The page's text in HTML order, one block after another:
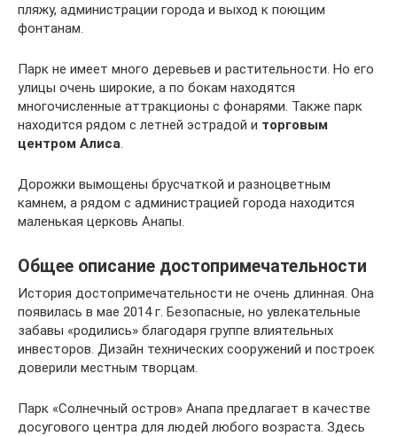
пляжу, администрации города и выход к поющим
фонтанам.
Парк не имеет много деревьев и растительности. Но его
улицы очень широкие, а по бокам находятся
многочисленные аттракционы с фонарями. Также парк
находится рядом с летней эстрадой и торговым
центром Алиса
Дорожки вымощены брусчаткой и разноцветным
камнем, а рядом с администрацией города находится
маленькая церковь Анапы.
Общее описание достопримечательности
История достопримечательности не очень длинная. Она
появилась в мае 2014 г. Безопасные, но увлекательные
забавы «родились» благодаря группе влиятельных
инвесторов. Дизайн технических сооружений и построек
доверили местным творцам.
Парк «Солнечный остров» Анапа предлагает в качестве
досугового центра для людей любого возраста. Здесь